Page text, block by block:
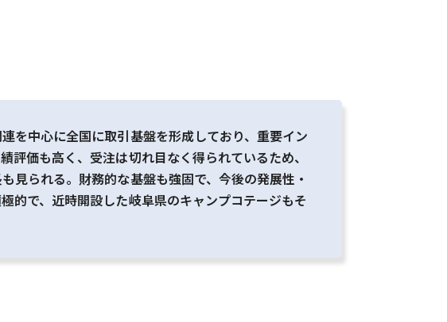
を中心に全国に取引基盤を形成しており、重要イン
評価も高く、受注は切れ目なく得られているため、
見られる。財務的な基盤も強固で、今後の発展性・
的で、近時開設した岐阜県のキャンプコテージもそ